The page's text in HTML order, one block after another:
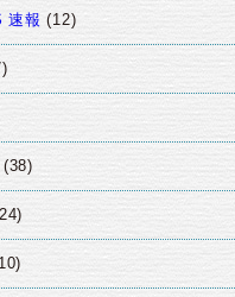
速報 (12)
(38)